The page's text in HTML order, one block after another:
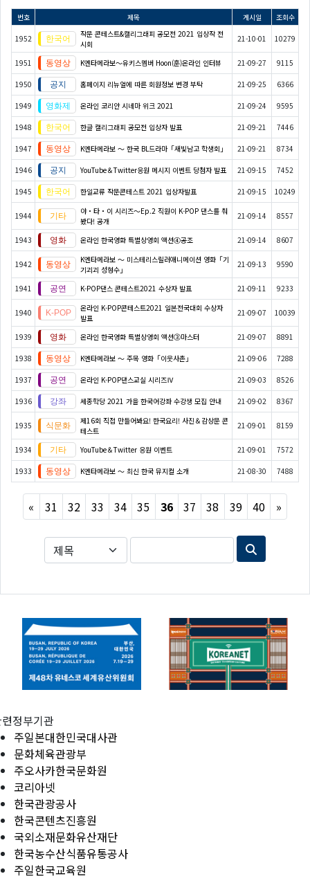
번호 제목 게시일 조회수
1952
작문 콘테스트&캘리그래피 공모전 2021 입상작 전
시회
21-10-01 10279
1951 K엔타메라보～유키스멤버 Hoon(훈)온라인 인터뷰 21-09-27 9115
1950 홈페이지 리뉴얼에 따른 회원정보 변경 부탁 21-09-25 6366
1949 온라인 코리안 시네마 위크 2021 21-09-24 9595
1948 한글 캘리그래피 공모전 입상자 발표 21-09-21 7446
1947 K엔타메라보 ～ 한국 BL드라마「새빛남고 학생회」 21-09-21 8734
1946 YouTube＆Twitter응원 메시지 이벤트 당첨자 발표 21-09-15 7452
1945 한일교류 작문콘테스트 2021 입상자발표 21-09-15 10249
1944
야・타・이 시리즈〜Ep.2 직원이 K-POP 댄스를 춰
봤다! 공개
21-09-14 8557
1943 온라인 한국영화 특별상영회 액션④공조 21-09-14 8607
1942
K엔타메라보 ～ 미스테리스릴러애니메이션 영화「기
기괴괴 성형수」
21-09-13 9590
1941 K-POP댄스 콘테스트2021 수상자 발표 21-09-11 9233
1940
온라인 K-POP콘테스트2021 일본전국대회 수상자
발표
21-09-07 10039
1939 온라인 한국영화 특별상영회 액션③마스터 21-09-07 8891
1938 K엔타메라보 ～ 주목 영화「이웃사촌」 21-09-06 7288
1937 온라인 K-POP댄스교실 시리즈Ⅳ 21-09-03 8526
1936 세종학당 2021 가을 한국어강좌 수강생 모집 안내 21-09-02 8367
1935
제16회 직접 만들어봐요! 한국요리! 사진＆감상문 콘
테스트
21-09-01 8159
1934 YouTube＆Twitter 응원 이벤트 21-09-01 7572
1933 K엔타메라보 ～ 최신 한국 뮤지컬 소개 21-08-30 7488
« Previous
31 32 33 34 35 36 37 38 39 40 »Next
정부기관
주일본대한민국대사관
문화체육관광부
주오사카한국문화원
코리아넷
한국관광공사
한국콘텐츠진흥원
국외소재문화유산재단
한국농수산식품유통공사
주일한국교육원